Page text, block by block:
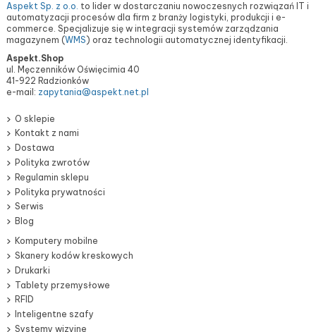
Aspekt Sp. z o.o. to lider w dostarczaniu nowoczesnych rozwiązań IT i
automatyzacji procesów dla firm z branży logistyki, produkcji i e-
commerce. Specjalizuje się w integracji systemów zarządzania
magazynem (WMS) oraz technologii automatycznej identyfikacji.
Aspekt.Shop
ul. Męczenników Oświęcimia 40
41-922 Radzionków
e-mail: zapytania@aspekt.net.pl
O sklepie
Kontakt z nami
Dostawa
Polityka zwrotów
Regulamin sklepu
Polityka prywatności
Serwis
Blog
Komputery mobilne
Skanery kodów kreskowych
Drukarki
Tablety przemysłowe
RFID
Inteligentne szafy
Systemy wizyjne